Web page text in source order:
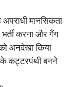
मानसिकता
करना और गैंग
अनदेखा किया
के कट्टरपंथी बनने